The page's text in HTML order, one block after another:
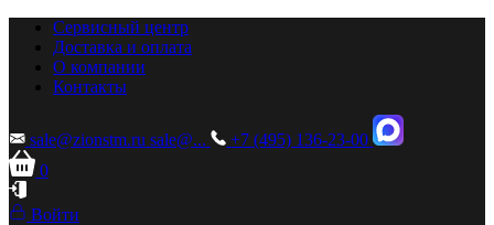
Сервисный центр
Доставка и оплата
О компании
Контакты
sale@zionstm.ru sale@...
+7 (495) 136-23-00
0
Войти